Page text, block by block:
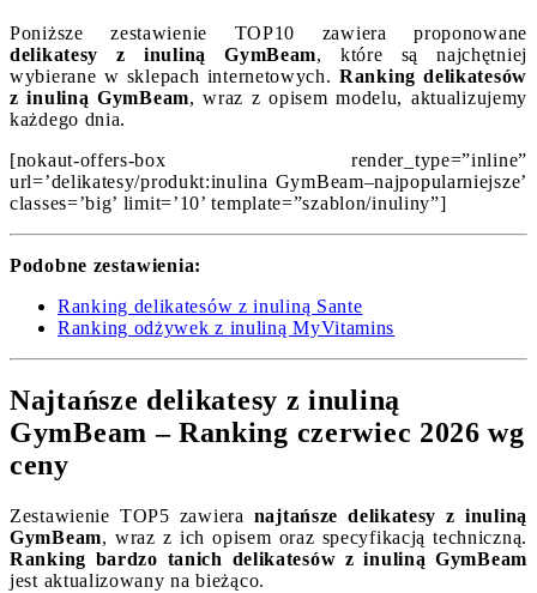
Poniższe zestawienie TOP10 zawiera proponowane
delikatesy z inuliną GymBeam, które są najchętniej
wybierane w sklepach internetowych. Ranking delikatesów
z inuliną GymBeam, wraz z opisem modelu, aktualizujemy
każdego dnia.
[nokaut-offers-box render_type=”inline”
url=’delikatesy/produkt:inulina GymBeam–najpopularniejsze’
classes=’big’ limit=’10’ template=”szablon/inuliny”]
Podobne zestawienia:
Ranking delikatesów z inuliną Sante
Ranking odżywek z inuliną MyVitamins
Najtańsze delikatesy z inuliną
GymBeam – Ranking czerwiec 2026 wg
ceny
Zestawienie TOP5 zawiera najtańsze delikatesy z inuliną
GymBeam, wraz z ich opisem oraz specyfikacją techniczną.
Ranking bardzo tanich delikatesów z inuliną GymBeam
jest aktualizowany na bieżąco.